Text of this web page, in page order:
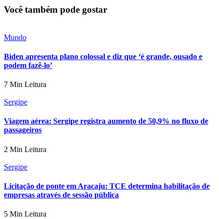
Você também pode gostar
Mundo
Biden apresenta plano colossal e diz que ‘é grande, ousado e
podem fazê-lo’
7 Min Leitura
Sergipe
Viagem aérea: Sergipe registra aumento de 50,9% no fluxo de
passageiros
2 Min Leitura
Sergipe
Licitação de ponte em Aracaju: TCE determina habilitação de
empresas através de sessão pública
5 Min Leitura